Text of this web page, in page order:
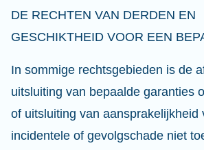
DE RECHTEN VAN DERDEN EN
GESCHIKTHEID VOOR EEN
In sommige rechtsgebieden is de
uitsluiting van bepaalde garanties
of uitsluiting van aansprakelijkheid
incidentele of gevolgschade niet